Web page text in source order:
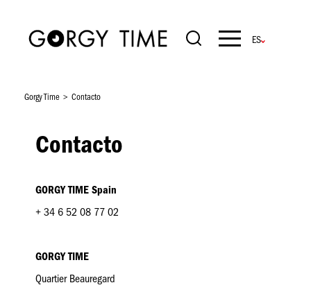
contenido
principal
Navigation
Gorgy Time Contacto
Contacto
GORGY TIME Spain
+ 34 6 52 08 77 02
GORGY TIME
Quartier Beauregard